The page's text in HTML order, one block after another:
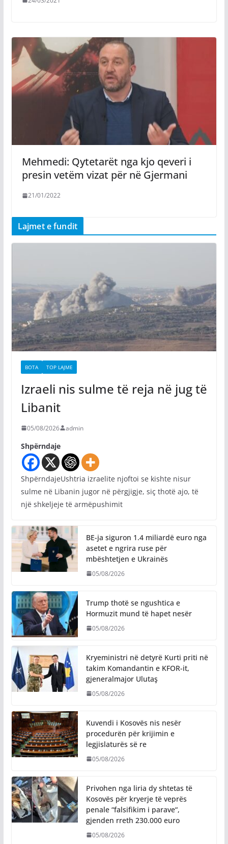
Mehmedi: Qytetarët nga kjo qeveri i
presin vetëm vizat për në Gjermani
21/01/2022
Lajmet e fundit
BOTA TOP LAJME
Izraeli nis sulme të reja në jug të
Libanit
05/08/2026 admin
Shpërndaje
ShpërndajeUshtria izraelite njoftoi se kishte nisur
sulme në Libanin jugor në përgjigje, siç thotë ajo, të
një shkeljeje të armëpushimit
BE-ja siguron 1.4 miliardë euro nga
asetet e ngrira ruse për
mbështetjen e Ukrainës
05/08/2026
Trump thotë se ngushtica e
Hormuzit mund të hapet nesër
05/08/2026
Kryeministri në detyrë Kurti priti në
takim Komandantin e KFOR-it,
gjeneralmajor Ulutaş
05/08/2026
Kuvendi i Kosovës nis nesër
procedurën për krijimin e
legjislaturës së re
05/08/2026
Privohen nga liria dy shtetas të
Kosovës për kryerje të veprës
penale “falsifikim i parave“,
gjenden rreth 230.000 euro
05/08/2026